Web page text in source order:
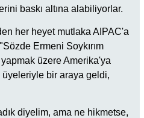
baskı altına alabiliyorlar.
her heyet mutlaka AIPAC'a
Ermeni Soykırım
yapmak üzere Amerika'ya
bir araya geldi,
diyelim, ama ne hikmetse,